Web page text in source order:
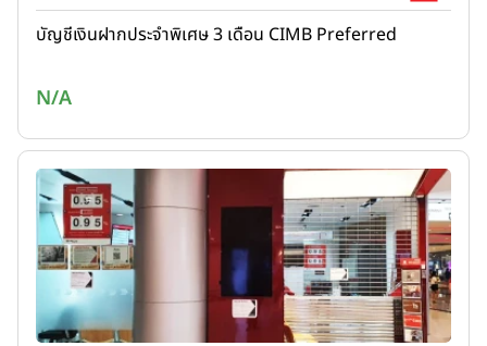
บัญชีเงินฝากประจำพิเศษ 3 เดือน CIMB Preferred
N/A